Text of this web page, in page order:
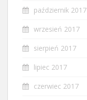
październik 2017
wrzesień 2017
sierpień 2017
lipiec 2017
czerwiec 2017